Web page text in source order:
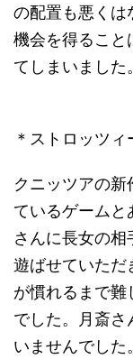
の配置も悪くは
機会を得ること
てしまいました
＊ストロッツィ
クニッツアの新
ているゲームと
さんに長女の
遊ばせていただ
が慣れるまで難
でした。月斎
いませんでした。